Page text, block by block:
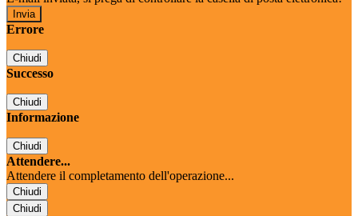
Errore
Chiudi
Successo
Chiudi
Informazione
Chiudi
Attendere...
Attendere il completamento dell'operazione...
Chiudi
Chiudi